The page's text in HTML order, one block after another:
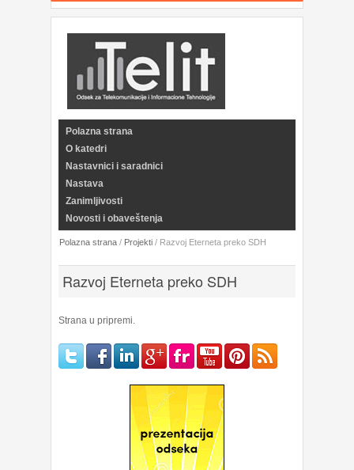
Polazna strana
O katedri
Nastavnici i saradnici
Nastava
Zanimljivosti
Novosti i obaveštenja
Polazna strana / Projekti / Razvoj Eterneta preko SDH
Razvoj Eterneta preko SDH
Strana u pripremi.